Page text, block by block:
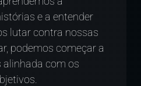
e a entender
lutar contra nossas
podemos começar a
com os